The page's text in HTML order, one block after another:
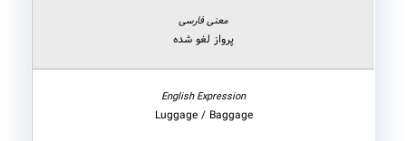
پرواز لغو شده
Luggage / Baggage